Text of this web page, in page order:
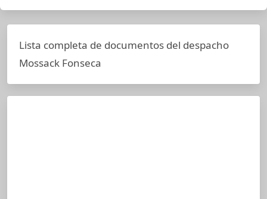
Lista completa de documentos del despacho
Mossack Fonseca